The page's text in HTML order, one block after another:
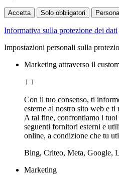
Accetta Solo obbligatori
Informativa sulla protezione dei dati
Impostazioni personali sulla
Marketing attraverso il
Con il tuo consenso, ti
esterne al nostro sito web e
A tal fine, confrontiamo i
seguenti fornitori esterni e
online, a condizione che tu
Bing, Criteo, Meta, Google,
Marketing